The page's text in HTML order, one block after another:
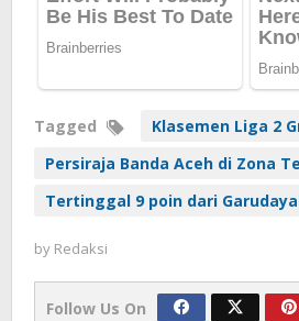
Tagged
Klasemen Liga 2
Persiraja Banda Aceh di Zona
Tertinggal 9 poin dari
by Redaksi
Follow Us On